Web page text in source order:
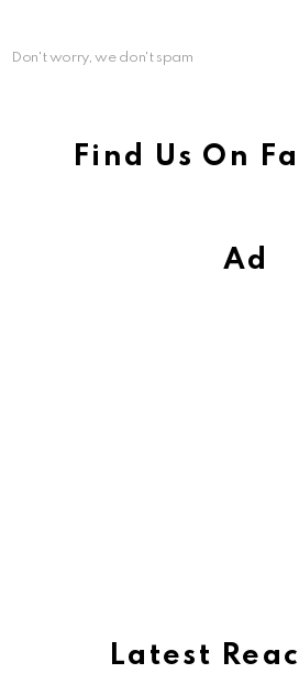
Don't worry, we don't spam
Find Us On
Ad
Latest